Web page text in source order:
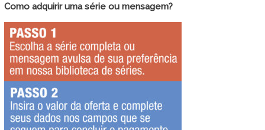
Como adquirir uma série ou mensagem?